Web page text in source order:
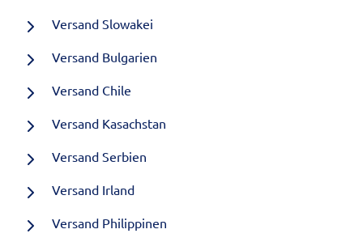
Versand Slowakei
Versand Bulgarien
Versand Chile
Versand Kasachstan
Versand Serbien
Versand Irland
Versand Philippinen